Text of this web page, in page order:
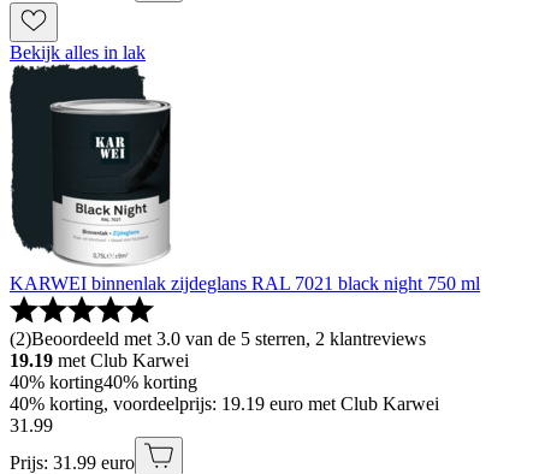
Bekijk alles in lak
KARWEI binnenlak zijdeglans RAL 7021 black night 750 ml
(2)Beoordeeld met 3.0 van de 5 sterren, 2 klantreviews
19.19 met Club Karwei
40% korting40% korting
40% korting, voordeelprijs: 19.19 euro met Club Karwei
31 .99
Prijs: 31.99 euro